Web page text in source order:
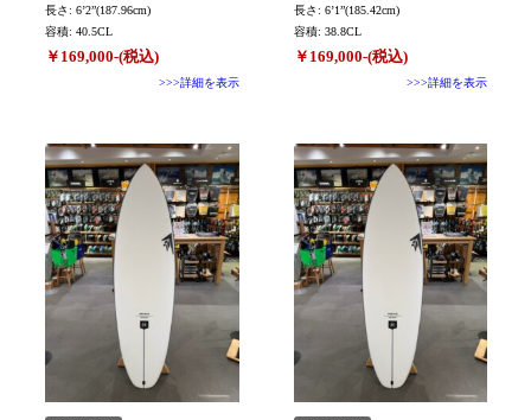
長さ: 6’2”(187.96cm)
容積: 40.5CL
￥169,000-(税込)
>>>詳細を表示
長さ: 6’1”(185.42cm)
容積: 38.8CL
￥169,000-(税込)
>>>詳細を表示